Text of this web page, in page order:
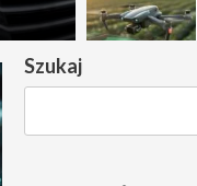
Szukaj